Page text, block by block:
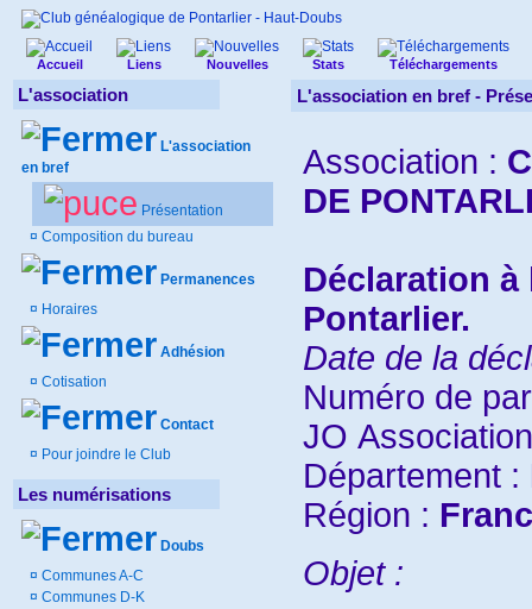
Accueil Liens Nouvelles Stats Téléchargements
L'association
L'association
en bref
Présentation
¤ Composition du bureau
Permanences
¤ Horaires
Adhésion
¤ Cotisation
Contact
¤ Pour joindre le Club
Les numérisations
Doubs
¤ Communes A-C
¤ Communes D-K
L'association en bref -
Association :
DE
Déclaration
Pontarlier.
Date de la
Numéro de
JO
Département :
Région :
Objet :